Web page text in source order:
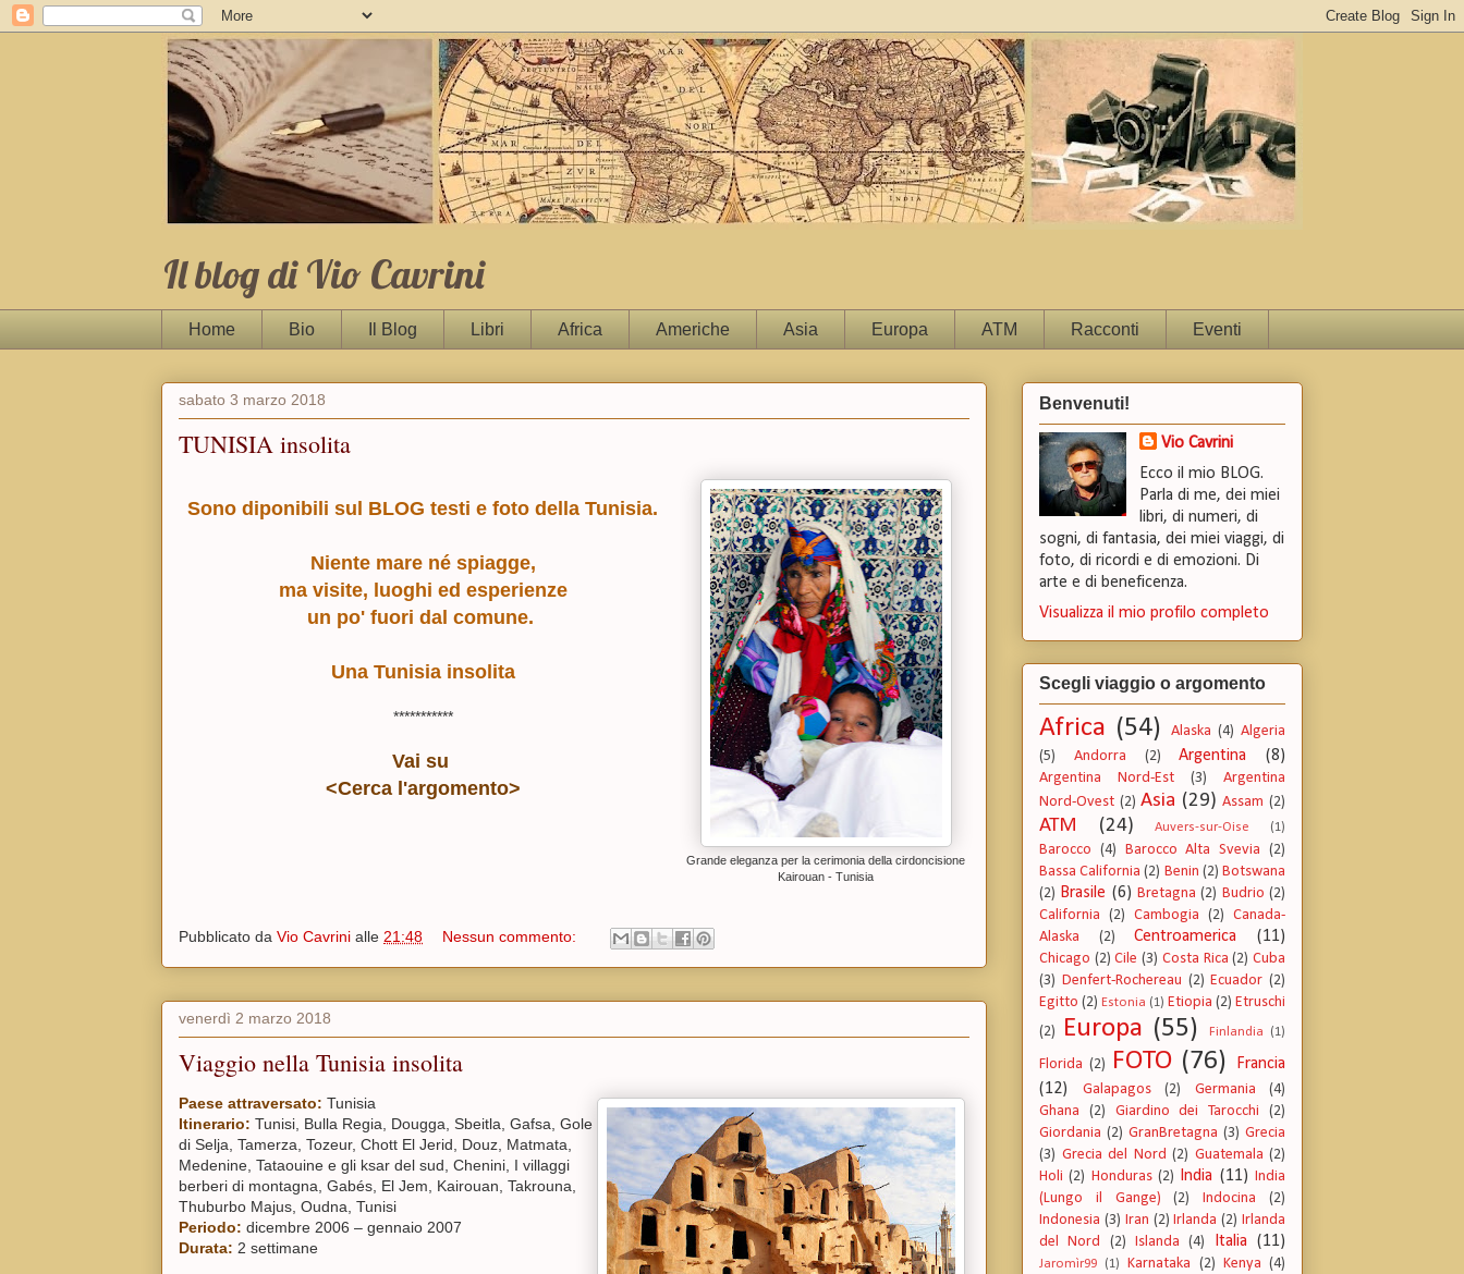
Il blog di Vio Cavrini
Home Bio Il Blog Libri Africa Americhe Asia Europa ATM Racconti Eventi
sabato 3 marzo 2018
TUNISIA insolita
Grande eleganza per la cerimonia della cirdoncisione
Kairouan - Tunisia
Sono diponibili sul BLOG testi e foto della Tunisia.
Niente mare né spiagge,
ma visite, luoghi ed esperienze
un po' fuori dal comune.
Una Tunisia insolita
***********
Vai su
<Cerca l'argomento>
Pubblicato da Vio Cavrini alle 21:48 Nessun commento:
venerdì 2 marzo 2018
Viaggio nella Tunisia insolita
Paese attraversato: Tunisia
Itinerario: Tunisi, Bulla Regia, Dougga, Sbeitla, Gafsa, Gole
di Selja, Tamerza, Tozeur, Chott El Jerid, Douz, Matmata,
Medenine, Tataouine e gli ksar del sud, Chenini, I villaggi
berberi di montagna, Gabés, El Jem, Kairouan, Takrouna,
Thuburbo Majus, Oudna, Tunisi
Periodo: dicembre 2006 – gennaio 2007
Durata: 2 settimane
Benvenuti!
Vio Cavrini
Ecco il mio BLOG.
Parla di me, dei miei
libri, di numeri, di
sogni, di fantasia, dei miei viaggi, di
foto, di ricordi e di emozioni. Di
arte e di beneficenza.
Visualizza il mio profilo completo
Scegli viaggio o argomento
Africa (54) Alaska (4) Algeria
(5)
Andorra (2) Argentina (8)
Argentina Nord-Est (3)
Argentina
Nord-Ovest (2) Asia (29) Assam (2)
ATM (24) Auvers-sur-Oise (1)
Barocco (4) Barocco Alta Svevia
(2)
Bassa California (2) Benin (2) Botswana
(2) Brasile (6) Bretagna (2) Budrio (2)
California (2) Cambogia (2) Canada-
Alaska
(2) Centroamerica (11)
Chicago (2) Cile (3) Costa Rica (2) Cuba
(3) Denfert-Rochereau (2) Ecuador (2)
Egitto (2) Estonia (1) Etiopia (2) Etruschi
(2)
Europa (55) Finlandia (1)
Florida (2) FOTO (76)
Francia
(12)
Galapagos (2) Germania
(4)
Ghana
(2) Giardino dei Tarocchi
(2)
Giordania (2) GranBretagna (3) Grecia
(3) Grecia del Nord (2) Guatemala (2)
Holi (2) Honduras (2) India (11) India
(Lungo il Gange)
(2) Indocina
(2)
Indonesia (3) Iran (2) Irlanda (2) Irlanda
del Nord
(2) Islanda (4) Italia (11)
Jaromìr99 (1) Karnataka (2) Kenya (4)